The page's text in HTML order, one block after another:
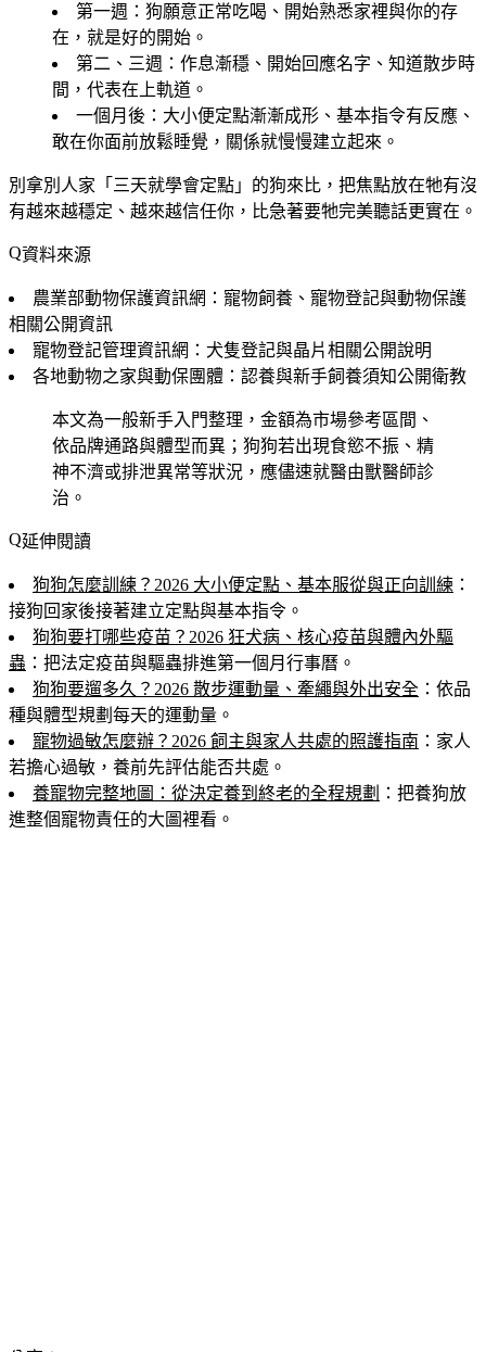
第一週 ：狗願意正常吃喝、開始熟悉家裡與你的存
在，就是好的開始。
第二、三週 ：作息漸穩、開始回應名字、知道散步時
間，代表在上軌道。
一個月後 ：大小便定點漸漸成形、基本指令有反應、
敢在你面前放鬆睡覺，關係就慢慢建立起來。
別拿別人家「三天就學會定點」的狗來比，把焦點放在牠有沒
有越來越穩定、越來越信任你，比急著要牠完美聽話更實在。
資料來源
農業部動物保護資訊網：寵物飼養、寵物登記與動物保護
相關公開資訊
寵物登記管理資訊網：犬隻登記與晶片相關公開說明
各地動物之家與動保團體：認養與新手飼養須知公開衛教
本文為一般新手入門整理，金額為市場參考區間、
依品牌通路與體型而異；狗狗若出現食慾不振、精
神不濟或排泄異常等狀況，應儘速就醫由獸醫師診
治。
延伸閱讀
狗狗怎麼訓練？2026 大小便定點、基本服從與正向訓練 ：
接狗回家後接著建立定點與基本指令。
狗狗要打哪些疫苗？2026 狂犬病、核心疫苗與體內外驅
蟲 ：把法定疫苗與驅蟲排進第一個月行事曆。
狗狗要遛多久？2026 散步運動量、牽繩與外出安全 ：依品
種與體型規劃每天的運動量。
寵物過敏怎麼辦？2026 飼主與家人共處的照護指南 ：家人
若擔心過敏，養前先評估能否共處。
養寵物完整地圖：從決定養到終老的全程規劃 ：把養狗放
進整個寵物責任的大圖裡看。